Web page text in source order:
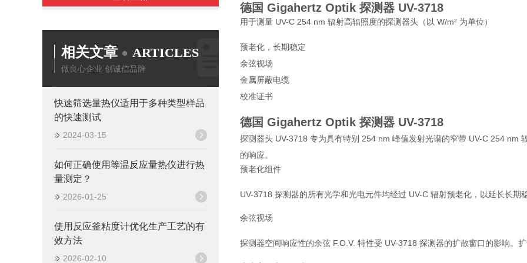
相关文章 ARTICLES
做良心企业 创诚信品牌
快速筛选量热仪适用于多种类型样品
的快速测试
2024-03-15
如何正确使用等温反应量热仪进行热
量测定？
2026-01-25
使用反应釜粘度计优化生产工艺的有
效方法
2026-02-10
德国 Gigahertz Optik 探测器 UV-3718
用于测量 UV-C 254 nm 辐射高辐照度的探测器头（以 W/m² 为单位）
预老化，长期稳定
余弦视场
金属屏蔽电缆
校准证书
德国 Gigahertz Optik 探测器 UV-3718
探测器头 UV-3718 专为具有特别 254 nm 峰值发射光谱的窄带 UV-C 254 nm
的响应。
预老化组件
UV-3718 探测器的所有光学和光电元件均经过 UV-C 辐射预老化，以延长长期
余弦视场
探测器空间响应性的余弦 F.O.V. 特性受 UV-3718 探测器的扩散窗口的影响。